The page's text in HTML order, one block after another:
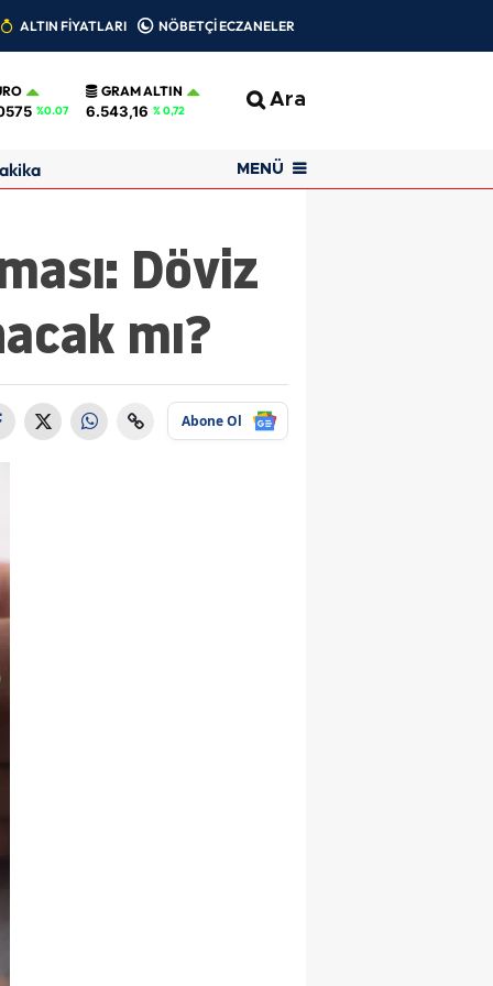
ALTIN FİYATLARI NÖBETÇİ ECZANELER
%0.07
GRAM ALTIN
6.543,16 % 0,72 Ara
MENÜ
Döviz
mı?
Abone Ol